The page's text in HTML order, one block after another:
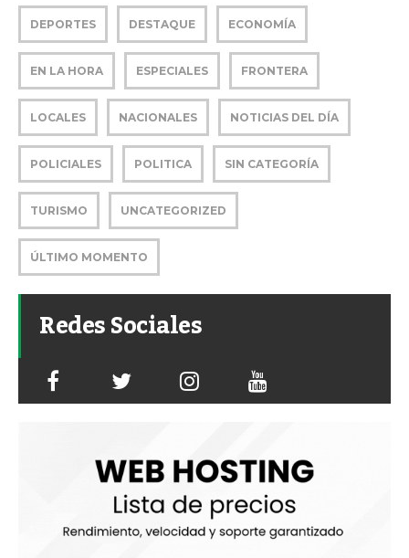
DEPORTES DESTAQUE ECONOMÍA
EN LA HORA ESPECIALES FRONTERA
LOCALES NACIONALES NOTICIAS DEL DÍA
POLICIALES POLITICA SIN CATEGORÍA
TURISMO UNCATEGORIZED
ÚLTIMO MOMENTO
Redes Sociales